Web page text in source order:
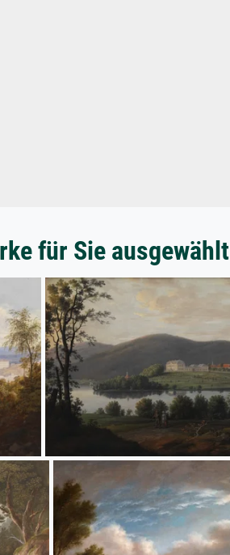
für Sie ausgewählt